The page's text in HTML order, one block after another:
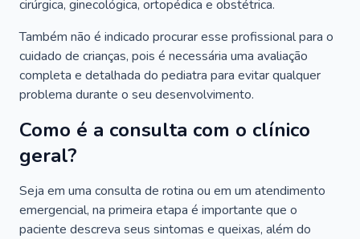
cirúrgica, ginecológica, ortopédica e obstétrica.
Também não é indicado procurar esse profissional para o
cuidado de crianças, pois é necessária uma avaliação
completa e detalhada do pediatra para evitar qualquer
problema durante o seu desenvolvimento.
Como é a consulta com o clínico
geral?
Seja em uma consulta de rotina ou em um atendimento
emergencial, na primeira etapa é importante que o
paciente descreva seus sintomas e queixas, além do